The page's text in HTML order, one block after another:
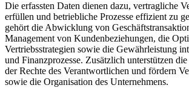
Die erfassten Daten dienen dazu, vertragliche
erfüllen und betriebliche Prozesse effizient zu
gehört die Abwicklung von
Management von Kundenbeziehungen, die
Vertriebsstrategien sowie die Gewährleistung
und Finanzprozesse. Zusätzlich unterstützen
der Rechte des Verantwortlichen und fördern
sowie die Organisation des Unternehmens.